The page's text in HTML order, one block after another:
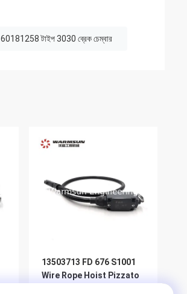
60181258 টাইপ 3030 ব্রেক চেম্বার
13503713 FD 676 S1001
Wire Rope Hoist Pizzato